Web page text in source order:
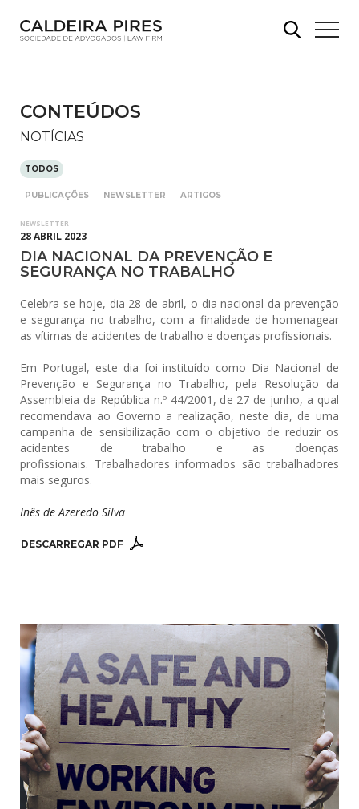
CONTEÚDOS
NOTÍCIAS
TODOS
PUBLICAÇÕES NEWSLETTER ARTIGOS
NEWSLETTER
28 ABRIL 2023
DIA NACIONAL DA PREVENÇÃO E
SEGURANÇA NO TRABALHO
Celebra-se hoje, dia 28 de abril, o dia nacional da prevenção
e segurança no trabalho, com a finalidade de homenagear
as vítimas de acidentes de trabalho e doenças profissionais.
Em Portugal, este dia foi instituído como Dia Nacional de
Prevenção e Segurança no Trabalho, pela Resolução da
Assembleia da República n.º 44/2001, de 27 de junho, a qual
recomendava ao Governo a realização, neste dia, de uma
campanha de sensibilização com o objetivo de reduzir os
acidentes de trabalho e as doenças
profissionais. Trabalhadores informados são trabalhadores
mais seguros.
Inês de Azeredo Silva
DESCARREGAR PDF